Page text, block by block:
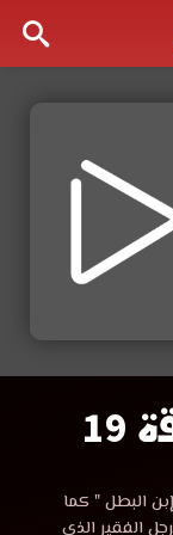
البطل " كما
الفقير الذي